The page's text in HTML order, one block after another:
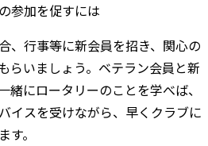
参加を促すには
、行事等に新会員を招き、関心の
らいましょう。ベテラン会員と新
緒にロータリーのことを学べば、
イスを受けながら、早くクラブに
。